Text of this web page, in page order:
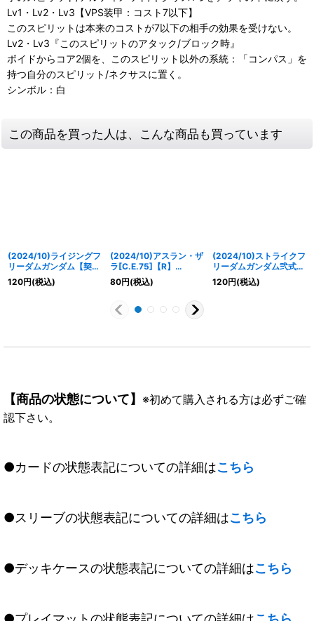
Lv1・Lv2・Lv3【VPS装甲：コスト7以下】
このスピリットは本来のコストが7以下の相手の効果を受けない。
Lv2・Lv3『このスピリットのアタック/ブロック時』
ボイドからコア2個を、このスピリット以外の系統：「コンパス」を
持つ自分のスピリット/ネクサスに置く。
シンボル：白
この商品を買った人は、こんな商品も買っています
(2024/10)ライジングフ
リーダムガンダム【契約
X】{CBX01-CX01}
《白》
120円(税込)
(2024/10)アスラン・ザ
ラ[C.E.75]【R】
{CBX01-017}《白》
80円(税込)
(2024/10)ストライクフ
リーダムガンダム弐式
【M】{CBX01-010}
《白》
120円(税込)
【商品の状態について】 ※初めて購入される方は必ずご確
認下さい。
●カードの状態表記についての詳細はこちら
●スリーブの状態表記についての詳細はこちら
●デッキケースの状態表記についての詳細はこちら